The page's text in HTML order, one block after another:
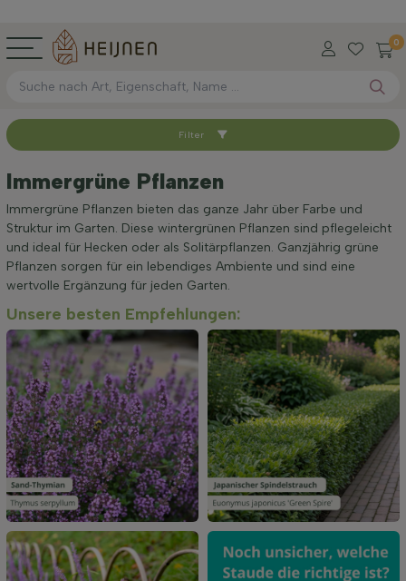
0
Sortieren nach
Verfügbar
Wurzel-Typ
Höhe bei Lieferung (cm)
Maximale Höhe (cm)
Geschlecht
Standort
Wuchsform
Filter
Immergrüne Pflanzen
Immergrüne Pflanzen bieten das ganze Jahr über Farbe und
Struktur im Garten. Diese wintergrünen Pflanzen sind pflegeleicht
und ideal für Hecken oder als Solitärpflanzen. Ganzjährig grüne
Pflanzen sorgen für ein lebendiges Ambiente und sind eine
wertvolle Ergänzung für jeden Garten.
Unsere besten Empfehlungen: